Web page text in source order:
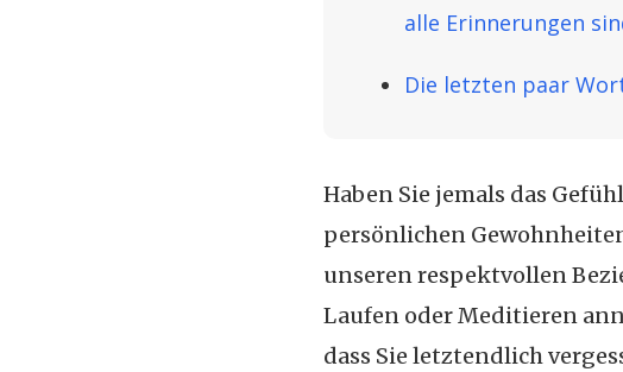
alle Erinnerungen
Die letzten paar
Haben Sie jemals das
persönlichen
unseren respektvollen
Laufen oder Meditieren
dass Sie letztendlich